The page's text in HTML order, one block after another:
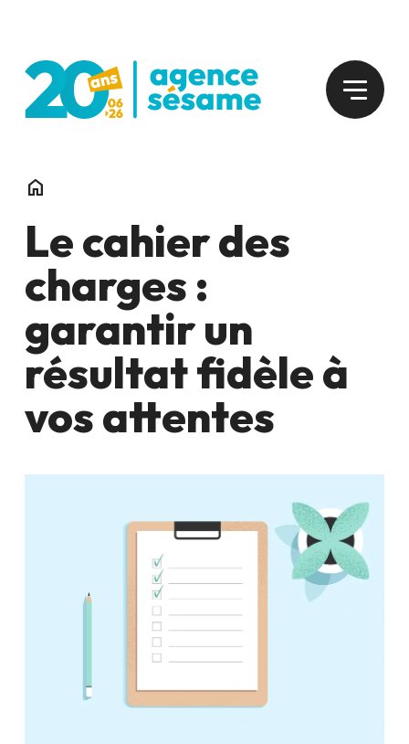
home
Le cahier des
charges :
garantir un
résultat fidèle à
vos attentes